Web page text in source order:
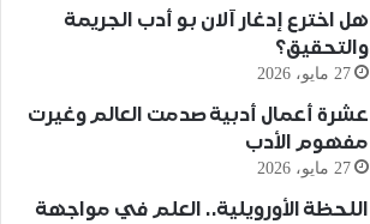
هل اخترع إدغار آلان بو أدب الجريمة
والتحقيق؟
27 مايو، 2026
عشرة أعمال أدبية صدمت العالم وغيرت
مفهوم الأدب
27 مايو، 2026
اللحظة الأورويلية.. العلم في مواجهة